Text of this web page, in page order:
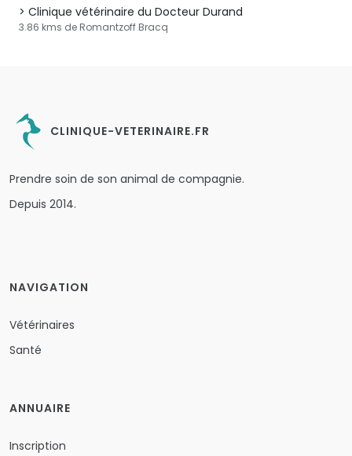
Clinique vétérinaire du Docteur Durand
3.86 kms de Romantzoff Bracq
CLINIQUE-VETERINAIRE.FR
Prendre soin de son animal de compagnie.
Depuis 2014.
NAVIGATION
Vétérinaires
Santé
ANNUAIRE
Inscription